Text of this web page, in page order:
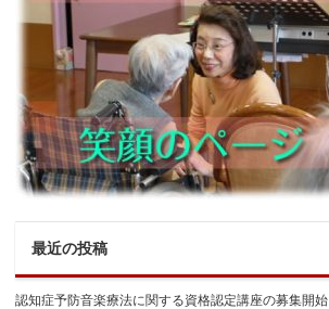
最近の投稿
認知症予防音楽療法に関する資格認定講座の募集開始